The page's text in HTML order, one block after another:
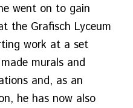
went on to gain
the Grafisch Lyceum
work at a set
murals and
and, as an
he has now also